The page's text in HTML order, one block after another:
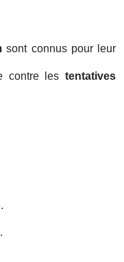
sont connus pour leur
contre les tentatives